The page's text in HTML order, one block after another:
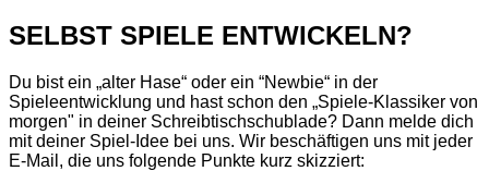
SELBST SPIELE ENTWICKELN?
Du bist ein „alter Hase“ oder ein “Newbie“ in der
Spieleentwicklung und hast schon den „Spiele-Klassiker von
morgen" in deiner Schreibtischschublade? Dann melde dich
mit deiner Spiel-Idee bei uns. Wir beschäftigen uns mit jeder
E-Mail, die uns folgende Punkte kurz skizziert: